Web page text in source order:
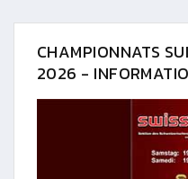
CHAMPIONNATS
2026 -